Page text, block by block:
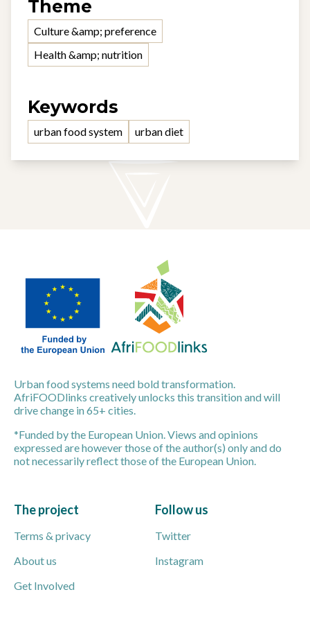
Theme
Culture &amp; preference
Health &amp; nutrition
Keywords
urban food system urban diet
Urban food systems need bold transformation.
AfriFOODlinks creatively unlocks this transition and will
drive change in 65+ cities.
*Funded by the European Union. Views and opinions
expressed are however those of the author(s) only and do
not necessarily reflect those of the European Union.
The project
Terms & privacy
About us
Get Involved
Follow us
Twitter
Instagram